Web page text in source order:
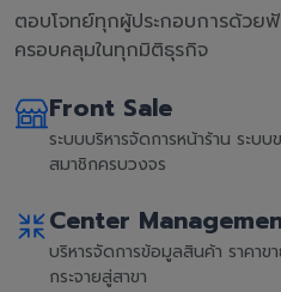
ตอบโจทย์ทุกผู้ประกอบการด้วย
ครอบคลุมในทุกมิติธุรกิจ
Front Sale
ระบบบริหารจัดการหน้าร้าน ระบ
สมาชิกครบวงจร
Center
บริหารจัดการข้อมูลสินค้า ราคาข
กระจายสู่สาขา